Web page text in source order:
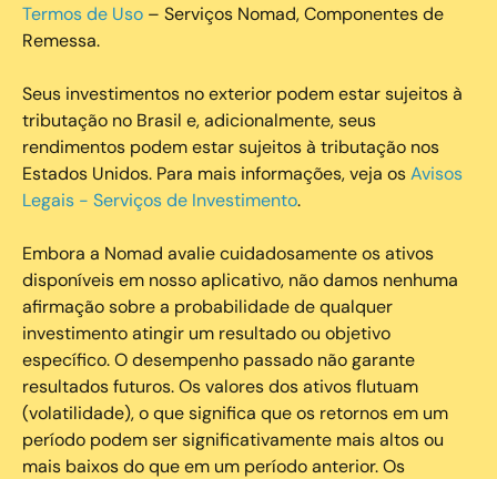
Termos de Uso – Serviços Nomad, Componentes de
Remessa.
Seus investimentos no exterior podem estar sujeitos à
tributação no Brasil e, adicionalmente, seus
rendimentos podem estar sujeitos à tributação nos
Estados Unidos. Para mais informações, veja osAvisos
Legais - Serviços de Investimento.
Embora a Nomad avalie cuidadosamente os ativos
disponíveis em nosso aplicativo, não damos nenhuma
afirmação sobre a probabilidade de qualquer
investimento atingir um resultado ou objetivo
específico. O desempenho passado não garante
resultados futuros. Os valores dos ativos flutuam
(volatilidade), o que significa que os retornos em um
período podem ser significativamente mais altos ou
mais baixos do que em um período anterior. Os